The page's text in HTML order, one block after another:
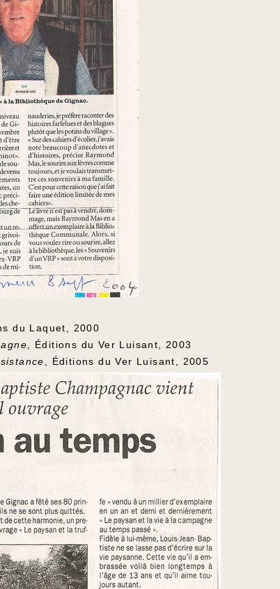
du Laquet, 2000
, Éditions du Ver Luisant, 2003
, Éditions du Ver Luisant, 2005